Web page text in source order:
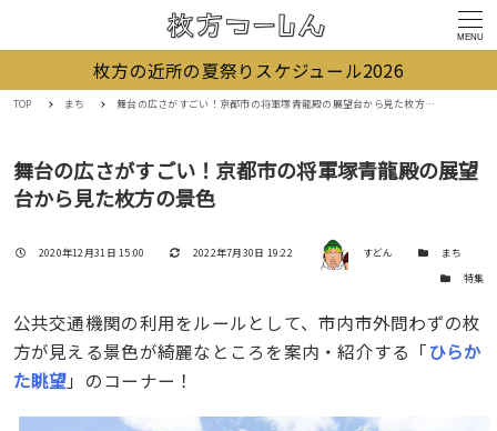
MENU
枚方の近所の夏祭りスケジュール2026
TOP まち 舞台の広さがすごい！京都市の将軍塚青龍殿の展望台から見た枚方の景色
舞台の広さがすごい！京都市の将軍塚青龍殿の展望
台から見た枚方の景色
投稿日
2020年12月31日 15:00 更新日
2022年7月30日 19:22 著者 すどん カテゴリー
まち
カテゴリー
特集
公共交通機関の利用をルールとして、市内市外問わずの枚
方が見える景色が綺麗なところを案内・紹介する「ひらか
た眺望」のコーナー！